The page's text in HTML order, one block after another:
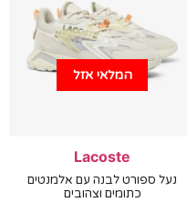
המלאי אזל
Lacoste
ספורט לבנה עם אלמנטים
כתומים וצהובים